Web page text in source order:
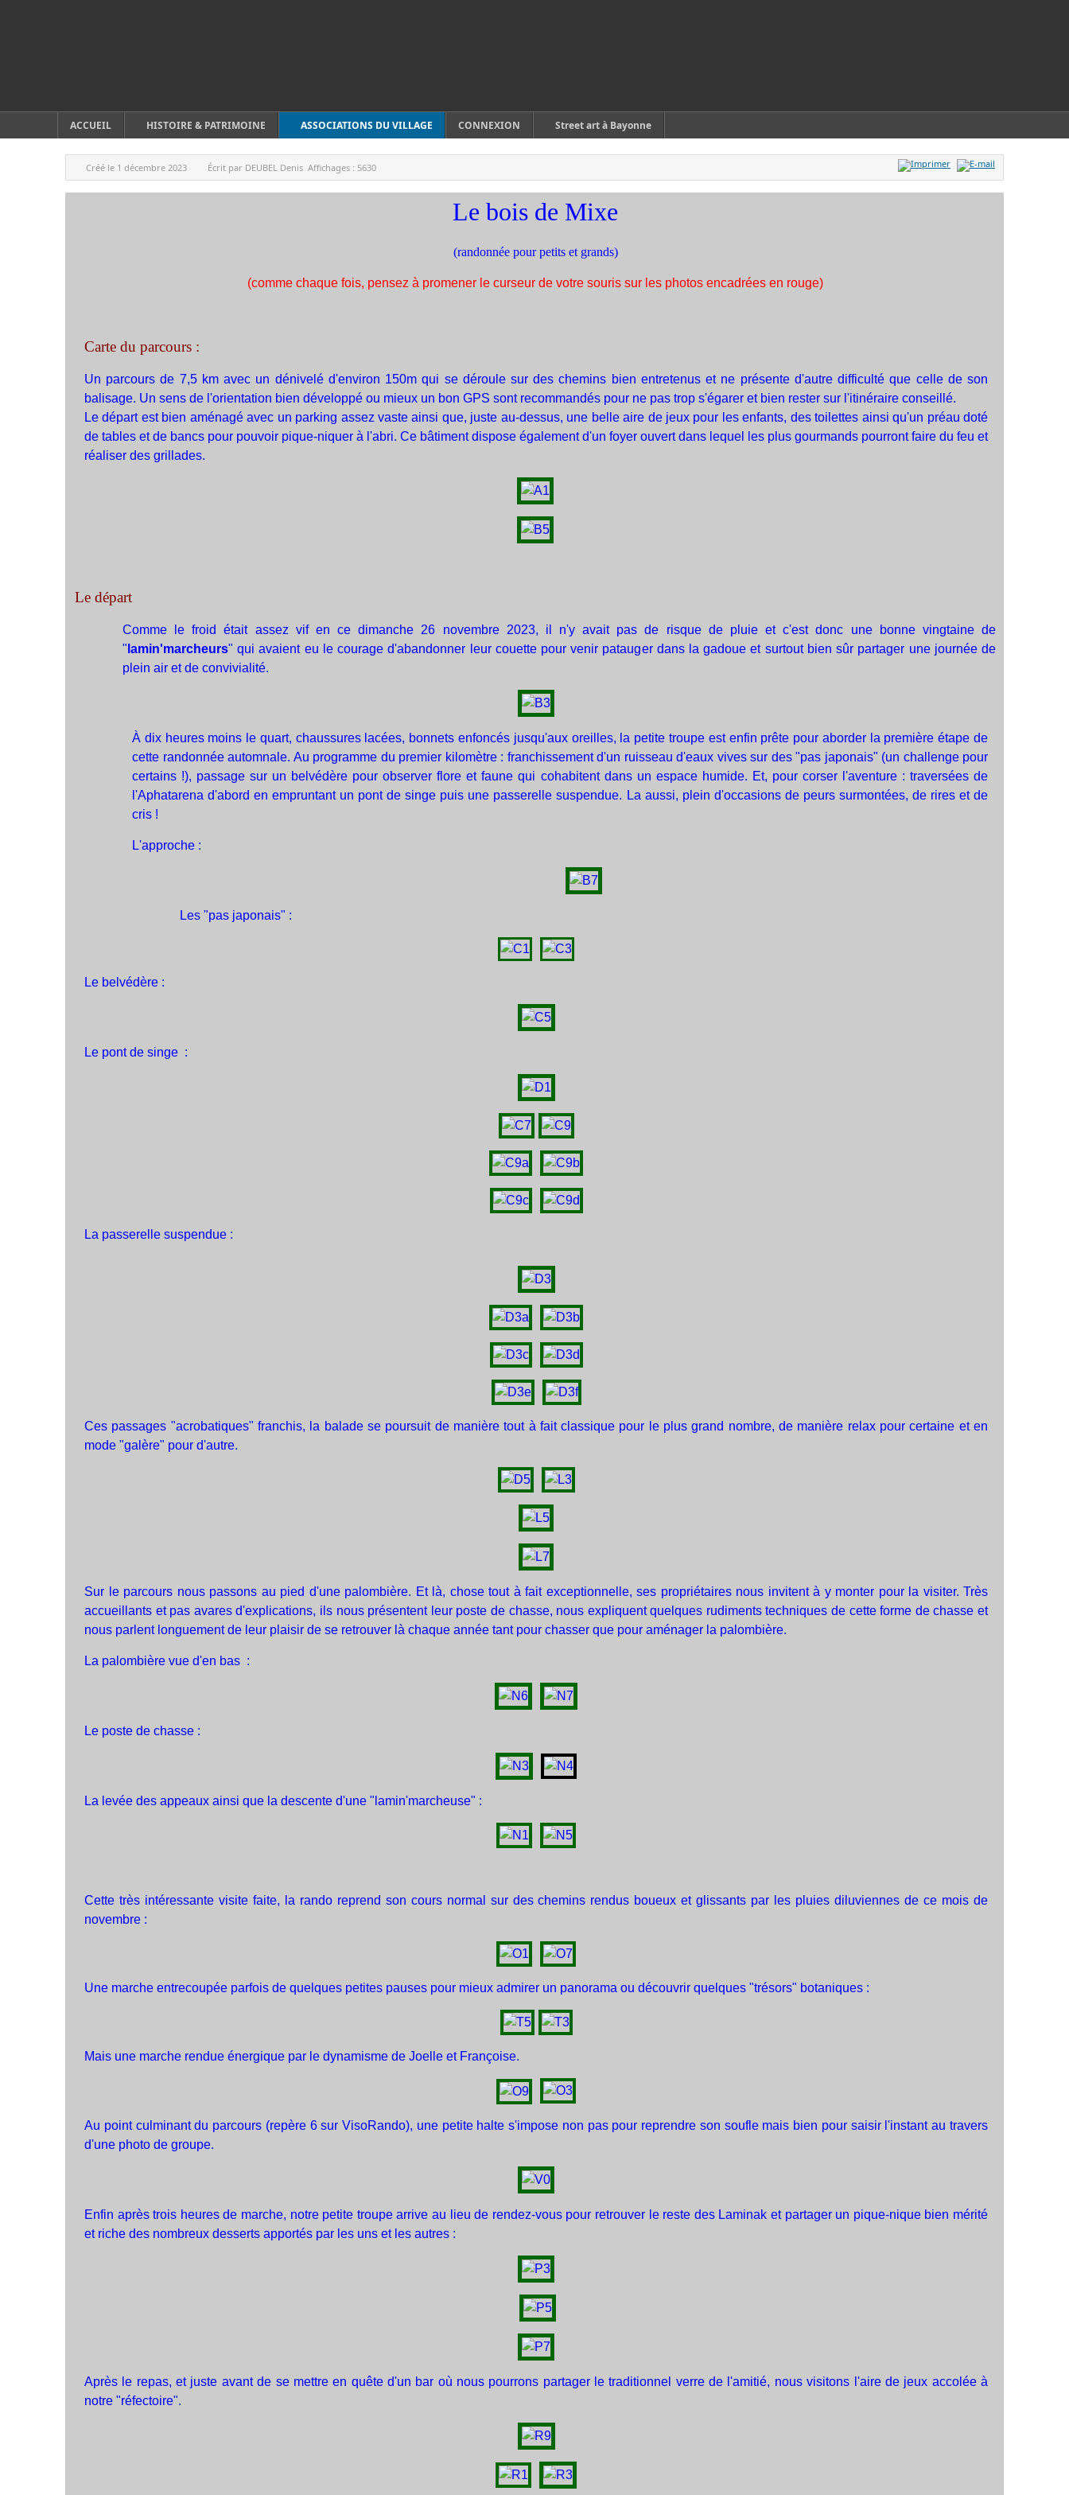
ACCUEIL HISTOIRE & PATRIMOINE ASSOCIATIONS DU VILLAGE CONNEXION Street art à Bayonne
Créé le 1 décembre 2023 Écrit par DEUBEL Denis Affichages : 5630
Le bois de Mixe
(randonnée pour petits et grands)
(comme chaque fois, pensez à promener le curseur de votre souris sur les photos encadrées en rouge)
Carte du parcours :
Un parcours de 7,5 km avec un dénivelé d'environ 150m qui se déroule sur des chemins bien entretenus et ne présente d'autre difficulté que celle de son
balisage. Un sens de l'orientation bien développé ou mieux un bon GPS sont recommandés pour ne pas trop s'égarer et bien rester sur l'itinéraire conseillé.
Le départ est bien aménagé avec un parking assez vaste ainsi que, juste au-dessus, une belle aire de jeux pour les enfants, des toilettes ainsi qu'un préau doté
de tables et de bancs pour pouvoir pique-niquer à l'abri. Ce bâtiment dispose également d'un foyer ouvert dans lequel les plus gourmands pourront faire du feu et
réaliser des grillades.
Le départ
Comme le froid était assez vif en ce dimanche 26 novembre 2023, il n'y avait pas de risque de pluie et c'est donc une bonne vingtaine de
" lamin'marcheurs" qui avaient eu le courage d'abandonner leur couette pour venir patauger dans la gadoue et surtout bien sûr partager une journée de
plein air et de convivialité.
À dix heures moins le quart, chaussures lacées, bonnets enfoncés jusqu'aux oreilles, la petite troupe est enfin prête pour aborder la première étape de
cette randonnée automnale. Au programme du premier kilomètre : franchissement d'un ruisseau d'eaux vives sur des "pas japonais" (un challenge pour
certains !), passage sur un belvédère pour observer flore et faune qui cohabitent dans un espace humide. Et, pour corser l'aventure : traversées de
l'Aphatarena d'abord en empruntant un pont de singe puis une passerelle suspendue. La aussi, plein d'occasions de peurs surmontées, de rires et de
cris !
L'approche :
Les "pas japonais" :
Le belvédère :
Le pont de singe :
La passerelle suspendue :
Ces passages "acrobatiques" franchis, la balade se poursuit de manière tout à fait classique pour le plus grand nombre, de manière relax pour certaine et en
mode "galère" pour d'autre.
Sur le parcours nous passons au pied d'une palombière. Et là, chose tout à fait exceptionnelle, ses propriétaires nous invitent à y monter pour la visiter. Très
accueillants et pas avares d'explications, ils nous présentent leur poste de chasse, nous expliquent quelques rudiments techniques de cette forme de chasse et
nous parlent longuement de leur plaisir de se retrouver là chaque année tant pour chasser que pour aménager la palombière.
La palombière vue d'en bas :
Le poste de chasse :
La levée des appeaux ainsi que la descente d'une "lamin'marcheuse" :
Cette très intéressante visite faite, la rando reprend son cours normal sur des chemins rendus boueux et glissants par les pluies diluviennes de ce mois de
novembre :
Une marche entrecoupée parfois de quelques petites pauses pour mieux admirer un panorama ou découvrir quelques "trésors" botaniques :
Mais une marche rendue énergique par le dynamisme de Joelle et Françoise.
Au point culminant du parcours (repère 6 sur VisoRando), une petite halte s'impose non pas pour reprendre son soufle mais bien pour saisir l'instant au travers
d'une photo de groupe.
Enfin après trois heures de marche, notre petite troupe arrive au lieu de rendez-vous pour retrouver le reste des Laminak et partager un pique-nique bien mérité
et riche des nombreux desserts apportés par les uns et les autres :
Après le repas, et juste avant de se mettre en quête d'un bar où nous pourrons partager le traditionnel verre de l'amitié, nous visitons l'aire de jeux accolée à
notre "réfectoire".